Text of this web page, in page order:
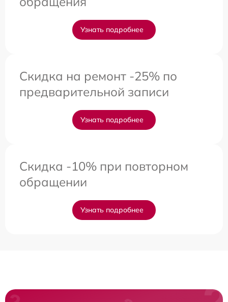
Узнать подробнее
Скидка на ремонт -25% по
предварительной записи
Узнать подробнее
Скидка -10% при повторном
обращении
Узнать подробнее